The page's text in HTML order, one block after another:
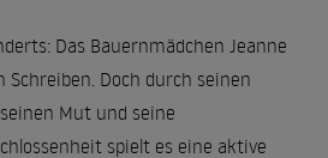
Das Bauernmädchen Jeanne
Schreiben. Doch durch seinen
Mut und seine
spielt es eine aktive